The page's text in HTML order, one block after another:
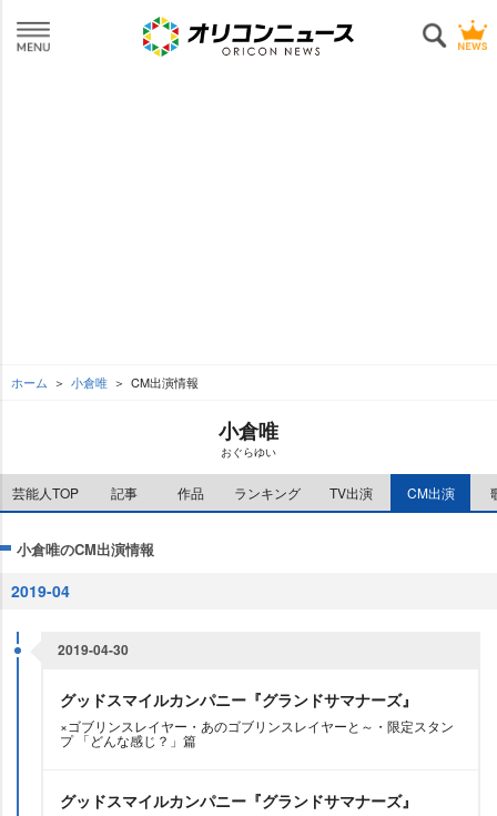
ホーム 小倉唯 CM出演情報
小倉唯
おぐらゆい
芸能人TOP 記事 作品 ランキング TV出演 CM出演
小倉唯のCM出演情報
2019-04
2019-04-30
グッドスマイルカンパニー『グランドサマナーズ』
×ゴブリンスレイヤー・あのゴブリンスレイヤーと～・限定スタン
プ 「どんな感じ？」篇
グッドスマイルカンパニー『グランドサマナーズ』